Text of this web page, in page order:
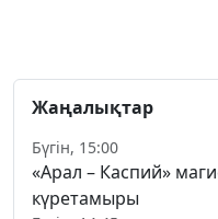
Жаңалықтар
Бүгін, 15:00
«Арал – Каспий»
күретамыры